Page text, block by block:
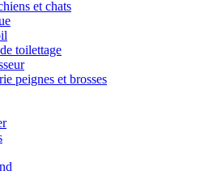
et chats
toilettage
peignes et brosses